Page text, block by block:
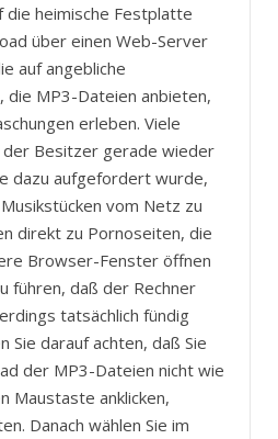
die heimische Festplatte
über einen Web-Server
auf angebliche
MP3-Dateien anbieten,
erleben. Viele
Besitzer gerade wieder
dazu aufgefordert wurde,
vom Netz zu
direkt zu Pornoseiten, die
Browser-Fenster öffnen
führen, daß der Rechner
tatsächlich fündig
Sie darauf achten, daß Sie
der MP3-Dateien nicht wie
Maustaste anklicken,
Danach wählen Sie im